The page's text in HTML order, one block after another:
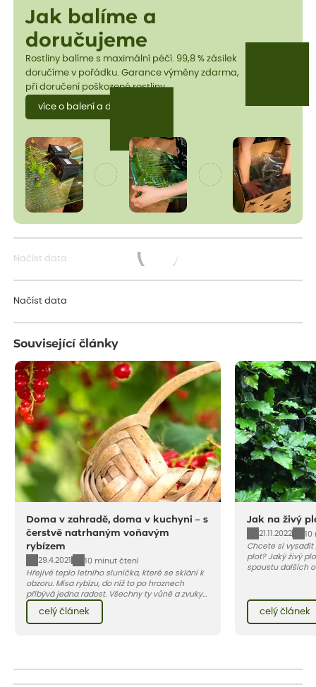
Jak balíme a
doručujeme
Rostliny balíme s maximální péčí. 99,8 % zásilek
doručíme v pořádku. Garance výměny zdarma,
při doručení poškozené rostliny.
více o balení a dopravě
Načíst data
Načíst data
Související články
Doma v zahradě, doma v kuchyni – s
čerstvě natrhaným voňavým
rybízem
29.4.2021
10 minut čtení
Hřejivé teplo letního sluníčka, které se sklání k
obzoru. Mísa rybízu, do níž to po hroznech
přibývá jedna radost. Všechny ty vůně a zvuky
vnese neuvěřitelný klid a radost. A taky trochu
bezstarostnosti dětství při mlsání babiččina
celý článek
Jak na živý
21.11.2022
10
Chcete si vysadit
plot? Jaký živý
spoustu dalších
celý článek